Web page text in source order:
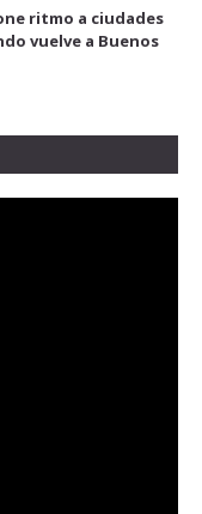
ritmo a ciudades
vuelve a Buenos